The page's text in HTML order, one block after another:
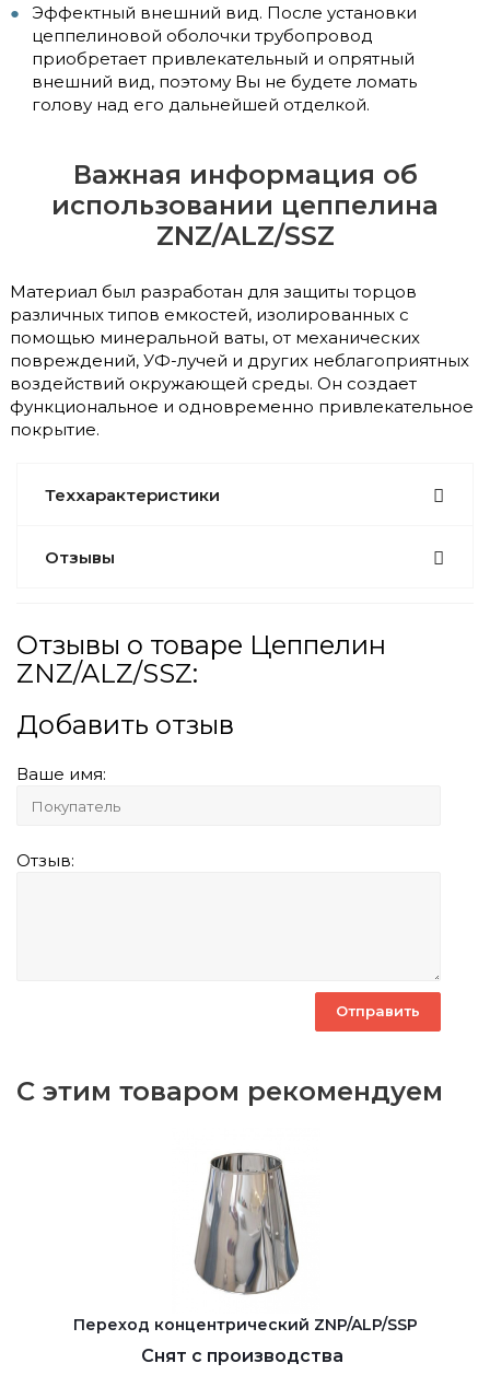
Эффектный внешний вид. После установки
цеппелиновой оболочки трубопровод
приобретает привлекательный и опрятный
внешний вид, поэтому Вы не будете ломать
голову над его дальнейшей отделкой.
Важная информация об
использовании цеппелина
ZNZ/ALZ/SSZ
Материал был разработан для защиты торцов
различных типов емкостей, изолированных с
помощью минеральной ваты, от механических
повреждений, УФ-лучей и других неблагоприятных
воздействий окружающей среды. Он создает
функциональное и одновременно привлекательное
покрытие.
Теххарактеристики
Отзывы
Отзывы о товаре Цеппелин
ZNZ/ALZ/SSZ:
Добавить отзыв
Ваше имя:
Отзыв:
С этим товаром рекомендуем
Переход концентрический ZNP/ALP/SSP
Снят с производства